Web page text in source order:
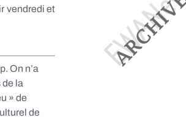
vendredi et
On n’a
la
» de
de